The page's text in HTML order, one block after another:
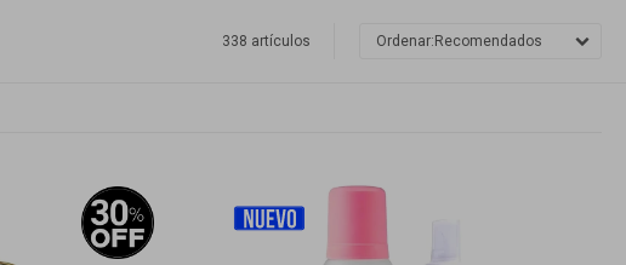
338 artículos Recomendados